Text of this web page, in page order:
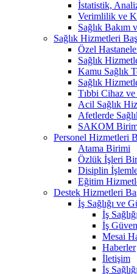
İstatistik,
Verimlilik ve
Sağlık Bakım
Sağlık Hizmetleri
Özel
Sağlık
Kamu Sağlık
Sağlık
Tıbbi Cihaz
Acil Sağlık
Afetlerde
SAKOM
Personel Hizmetleri
Atama Birimi
Özlük İşleri
Disiplin
Eğitim
Destek Hizmetleri
İş Sağlığı ve
İş Sağlığı
İş
Mesai
Haberler
İletişim
İş